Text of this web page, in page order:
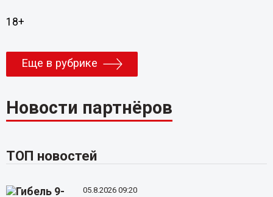
18+
Еще в рубрике
Новости партнёров
ТОП новостей
05.8.2026 09:20